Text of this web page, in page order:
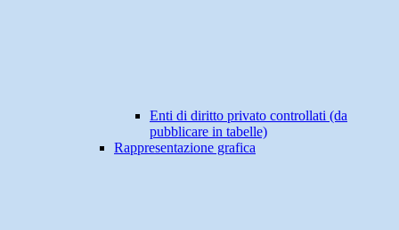
Enti di diritto privato controllati (da
pubblicare in tabelle)
Rappresentazione grafica